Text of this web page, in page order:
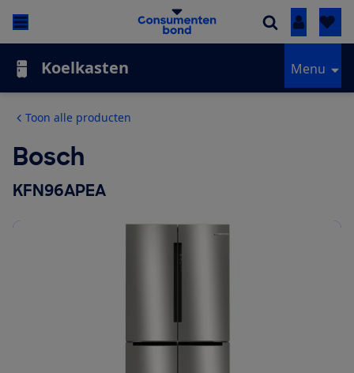
Inloggen
Koelkasten Menu
Toon alle producten
Bosch
KFN96APEA